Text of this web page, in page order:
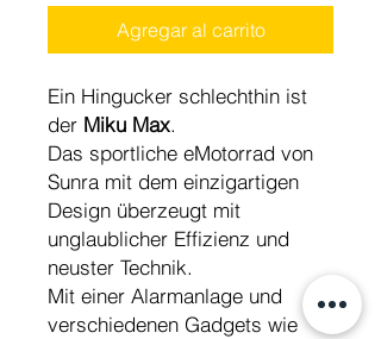
Agregar al carrito
Ein Hingucker schlechthin ist
der Miku Max.
Das sportliche eMotorrad von
Sunra mit dem einzigartigen
Design überzeugt mit
unglaublicher Effizienz und
neuster Technik.
Mit einer Alarmanlage und
verschiedenen Gadgets wie